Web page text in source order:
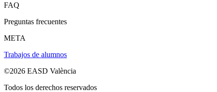
FAQ
Preguntas frecuentes
META
Trabajos de alumnos
©2026 EASD València
Todos los derechos reservados